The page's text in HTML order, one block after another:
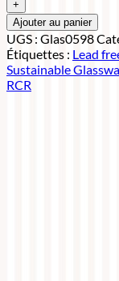
Ajouter au panier
UGS : Glas0598
Étiquettes : Lead
Sustainable
RCR